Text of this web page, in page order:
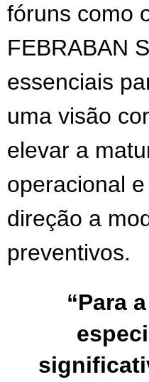
fóruns como
FEBRABAN
essenciais
uma visão
elevar a
operacional
direção a
preventivos.
“Para